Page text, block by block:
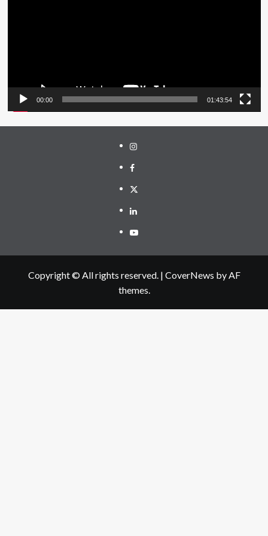
00:00 01:43:54
Instagram
Facebook
Twitter
Linkedin
Youtube
Copyright © All rights reserved. | CoverNews by AF
themes.